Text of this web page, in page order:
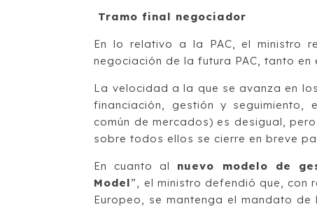
Tramo final negociador
En lo relativo a la PAC, el ministro
negociación de la futura PAC, tanto
La velocidad a la que se avanza en
financiación, gestión y
común de mercados) es desigual,
sobre todos ellos se cierre en breve
En cuanto al nuevo modelo de
Model”, el ministro defendió que, con
Europeo, se mantenga el mandato